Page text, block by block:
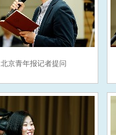
北京青年报记者提问